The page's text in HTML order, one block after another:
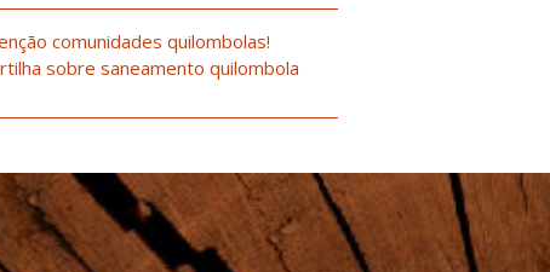
comunidades quilombolas!
sobre saneamento quilombola